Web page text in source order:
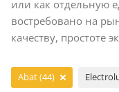
или как отдельную
востребовано на
качеству, простоте
Abat (44)